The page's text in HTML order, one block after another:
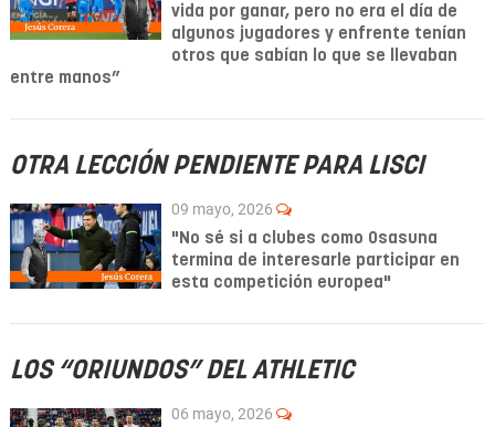
vida por ganar, pero no era el día de
algunos jugadores y enfrente tenían
otros que sabían lo que se llevaban
entre manos”
OTRA LECCIÓN PENDIENTE PARA LISCI
09 mayo, 2026
"No sé si a clubes como Osasuna
termina de interesarle participar en
esta competición europea"
LOS “ORIUNDOS” DEL ATHLETIC
06 mayo, 2026